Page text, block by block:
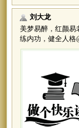
刘大龙
美梦易醉，红颜易
练内功，健全人格